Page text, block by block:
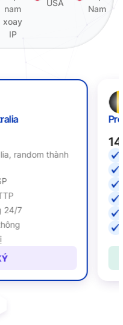
nam
xoay
IP
USA
Nam
random thành
24/7